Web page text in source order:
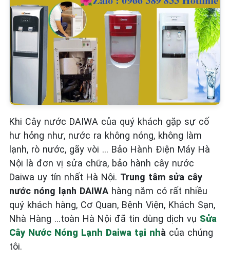
Khi Cây nước DAIWA của quý khách gặp sự cố
hư hỏng như, nước ra không nóng, không làm
lạnh, rò nước, gãy vòi … Bảo Hành Điện Máy Hà
Nội là đơn vị sửa chữa, bảo hành cây nước
Daiwa uy tín nhất Hà Nội. Trung tâm sửa cây
nước nóng lạnh DAIWA hàng năm có rất nhiều
quý khách hàng, Cơ Quan, Bệnh Viện, Khách Sạn,
Nhà Hàng …toàn Hà Nội đã tin dùng dịch vụ Sửa
Cây Nước Nóng Lạnh Daiwa tại nhà của chúng
tôi.